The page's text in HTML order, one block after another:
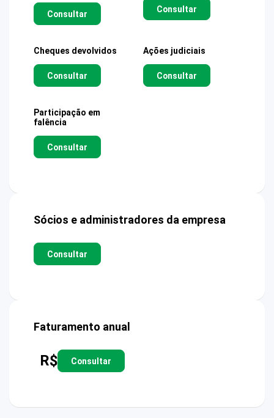
Consultar Consultar
Cheques devolvidos
Consultar
Ações judiciais
Consultar
Participação em
falência
Consultar
Sócios e administradores da empresa
Consultar
Faturamento anual
R$ Consultar